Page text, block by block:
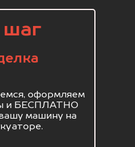
шаг
оформляем
и БЕСПЛАТНО
машину на